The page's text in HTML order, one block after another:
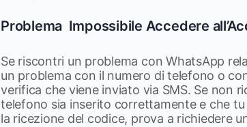
Problema Impossibile Accedere
Se riscontri un problema con WhatsApp
un problema con il numero di telefono o
verifica che viene inviato via SMS. Se non
telefono sia inserito correttamente e che
la ricezione del codice, prova a richiedere